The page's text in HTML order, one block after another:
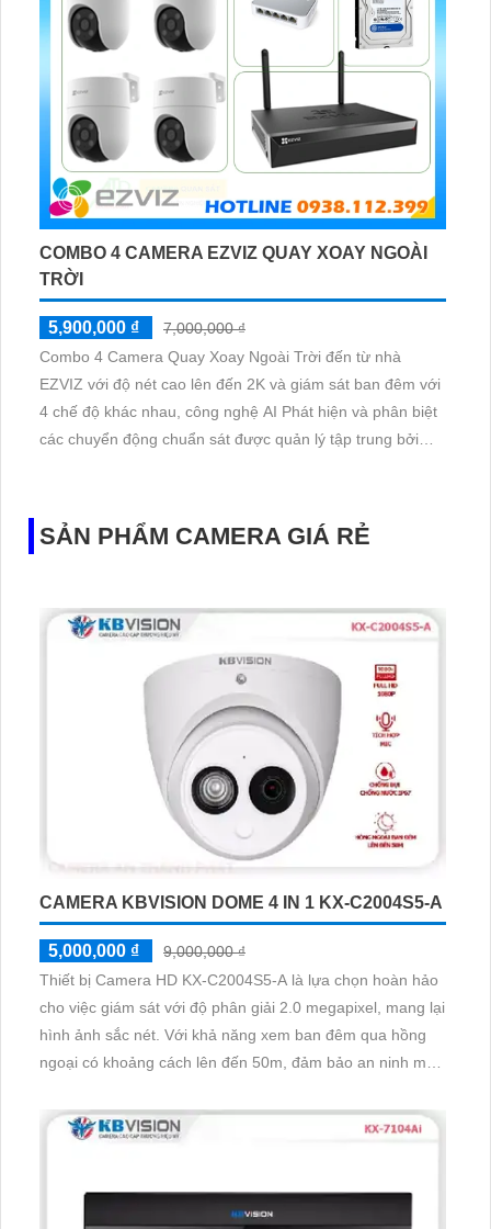
COMBO 4 CAMERA EZVIZ QUAY XOAY NGOÀI
TRỜI
5,900,000 ₫
7,000,000 ₫
Combo 4 Camera Quay Xoay Ngoài Trời đến từ nhà
EZVIZ với độ nét cao lên đến 2K và giám sát ban đêm với
4 chế độ khác nhau, công nghệ AI Phát hiện và phân biệt
các chuyển động chuẩn sát được quản lý tập trung bởi
SẢN PHẨM CAMERA GIÁ RẺ
CAMERA KBVISION DOME 4 IN 1 KX-C2004S5-A
5,000,000 ₫
9,000,000 ₫
Thiết bị Camera HD KX-C2004S5-A là lựa chọn hoàn hảo
cho việc giám sát với độ phân giải 2.0 megapixel, mang lại
hình ảnh sắc nét. Với khả năng xem ban đêm qua hồng
ngoại có khoảng cách lên đến 50m, đảm bảo an ninh mọi
cung cấp hình ảnh chất lượng cao